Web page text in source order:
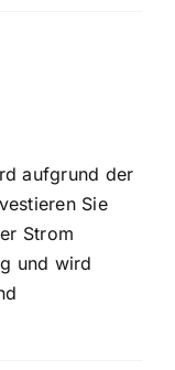
aufgrund der
Sie
Strom
und wird